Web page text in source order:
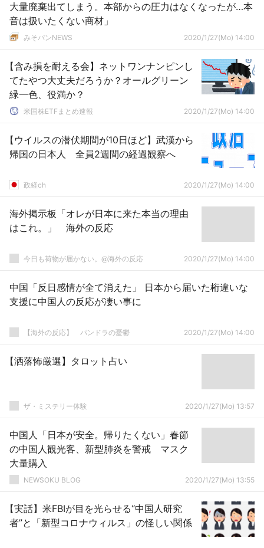
大量廃棄出てしまう。本部からの圧力はなくなったが…本
音は扱いたくない商材」
みそパンNEWS 2020/1/27(Mo) 14:00
【含み損を耐える会】ネットワンナンピンし
てたやつ大丈夫だろうか？オールグリーン
緑一色、役満か？
米国株ETFまとめ速報 2020/1/27(Mo) 14:00
【ウイルスの潜伏期間が10日ほど】武漢から
帰国の日本人 全員2週間の経過観察へ
政経ch 2020/1/27(Mo) 14:00
海外掲示板「オレが日本に来た本当の理由
はこれ。」 海外の反応
今日も荷物が届かない。@海外の反応 2020/1/27(Mo) 14:00
中国「反日感情が全て消えた」 日本から届いた桁違いな
支援に中国人の反応が凄い事に
【海外の反応】 パンドラの憂鬱 2020/1/27(Mo) 14:00
【洒落怖厳選】タロット占い
ザ・ミステリー体験 2020/1/27(Mo) 13:57
中国人「日本が安全。帰りたくない」春節
の中国人観光客、新型肺炎を警戒 マスク
大量購入
NEWSOKU BLOG 2020/1/27(Mo) 13:55
【実話】米FBIが目を光らせる“中国人研究
者”と「新型コロナウィルス」の怪しい関係